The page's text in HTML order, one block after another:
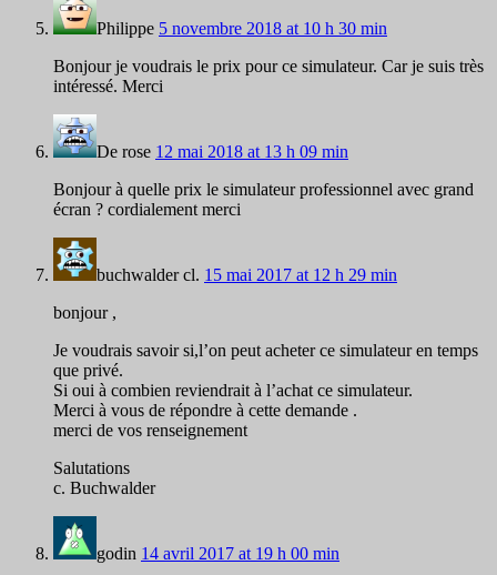
Philippe 5 novembre 2018 at 10 h 30 min
Bonjour je voudrais le prix pour ce simulateur. Car je suis très
intéressé. Merci
De rose 12 mai 2018 at 13 h 09 min
Bonjour à quelle prix le simulateur professionnel avec grand
écran ? cordialement merci
buchwalder cl. 15 mai 2017 at 12 h 29 min
bonjour ,
Je voudrais savoir si,l’on peut acheter ce simulateur en temps
que privé.
Si oui à combien reviendrait à l’achat ce simulateur.
Merci à vous de répondre à cette demande .
merci de vos renseignement
Salutations
c. Buchwalder
godin 14 avril 2017 at 19 h 00 min